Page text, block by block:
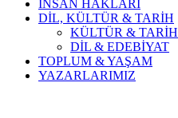
İNSAN HAKLARI
DİL, KÜLTÜR & TARİH
KÜLTÜR & TARİH
DİL & EDEBİYAT
TOPLUM & YAŞAM
YAZARLARIMIZ